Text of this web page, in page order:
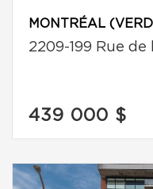
MONTRÉAL
2209-199 Rue
439 000 $